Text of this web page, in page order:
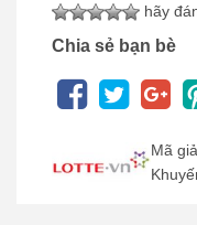
hãy
Chia sẻ bạn bè
Mã